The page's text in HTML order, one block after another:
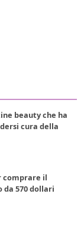
beauty che ha
cura della
comprare il
da 570 dollari